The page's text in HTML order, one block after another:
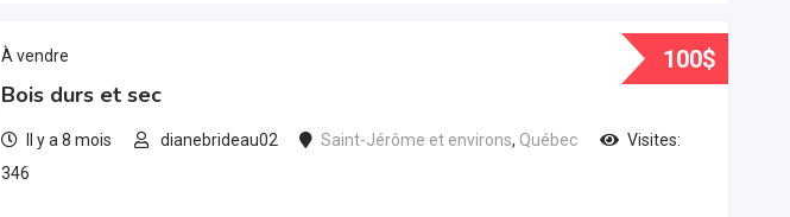
À vendre
Bois durs et sec
Il y a 8 mois dianebrideau02 Saint-Jérôme et environs, Québec
Visites:
346
100$